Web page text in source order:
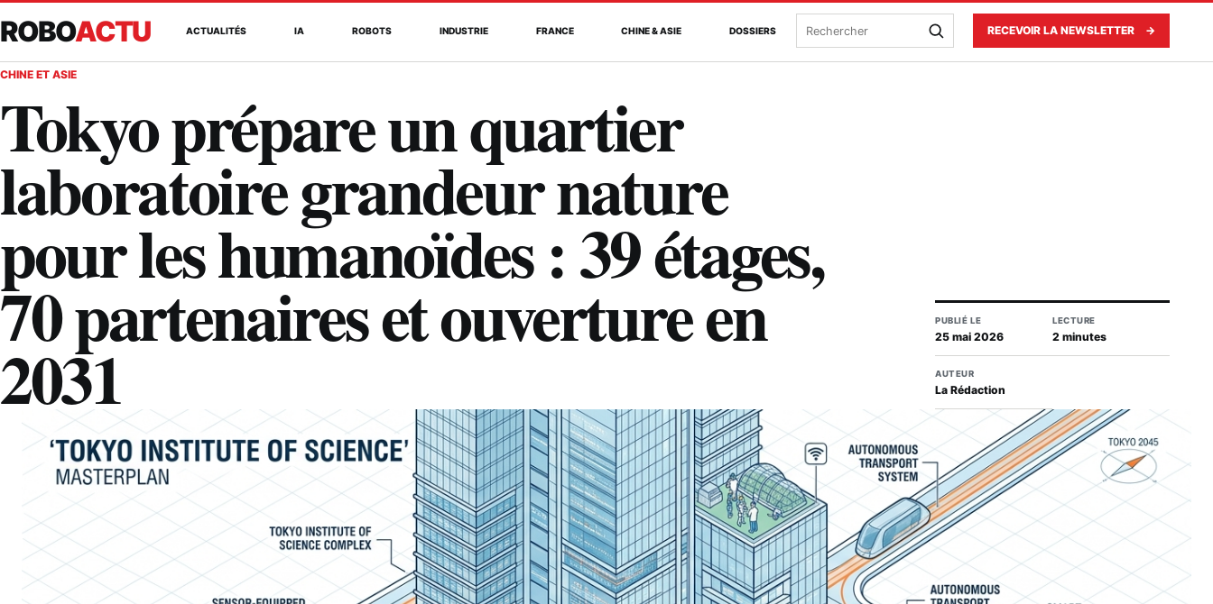
ROBOACTU ACTUALITÉS IA ROBOTS INDUSTRIE FRANCE CHINE & ASIE DOSSIERS Rechercher RECEVOIR LA NEWSLETTER →
CHINE ET ASIE
Tokyo prépare un quartier
laboratoire grandeur nature
pour les humanoïdes : 39 étages,
70 partenaires et ouverture en
2031
PUBLIÉ LE
25 mai 2026
LECTURE
2 minutes
AUTEUR
La Rédaction